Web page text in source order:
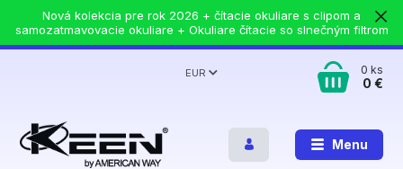
Nová kolekcia pre rok 2026 + čítacie okuliare s clipom a
samozatmavovacie okuliare + Okuliare čítacie so slnečným filtrom
Menu
EUR 0ks
0 €